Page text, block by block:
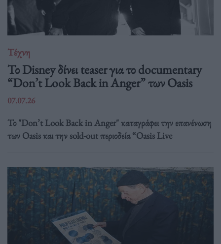
Τέχνη
Το Disney δίνει teaser για το documentary
“Don’t Look Back in Anger” των Oasis
07.07.26
Το "Don’t Look Back in Anger" καταγράφει την επανένωση
των Oasis και την sold-out περιοδεία “Oasis Live